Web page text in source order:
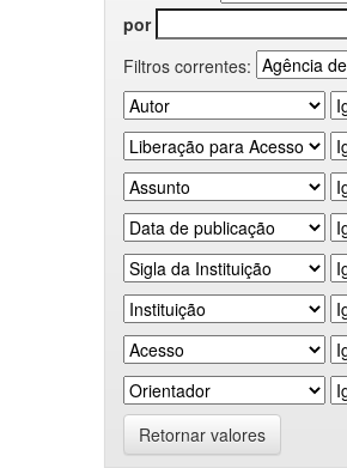
por
Filtros correntes:
Retornar valores